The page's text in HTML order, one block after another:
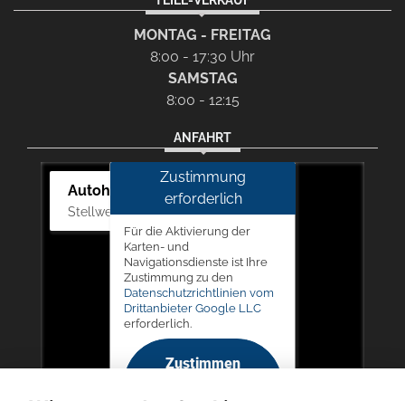
MONTAG - FREITAG
8:00 - 17:30 Uhr
SAMSTAG
8:00 - 12:15
ANFAHRT
Autohaus Picker
Stellwerk 5, 57368 Lennestadt
Zustimmung
erforderlich
Für die Aktivierung der
Karten- und
Navigationsdienste ist Ihre
Zustimmung zu den
Datenschutzrichtlinien vom
Drittanbieter Google LLC
erforderlich.
Zustimmen